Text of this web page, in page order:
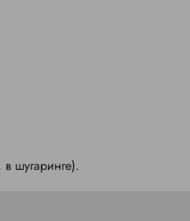
шугаринге).